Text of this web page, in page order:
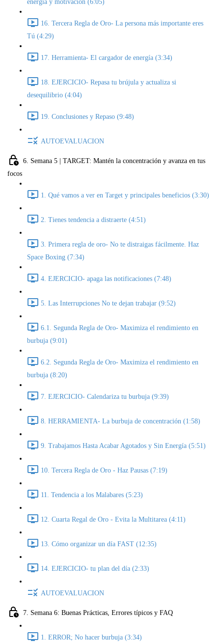
energía y motivación (6:05)
16. Tercera Regla de Oro- La persona más importante eres
Tú (4:29)
17. Herramienta- El cargador de energía (3:34)
18. EJERCICIO- Repasa tu brújula y actualiza si
desequilibrio (4:04)
19. Conclusiones y Repaso (9:48)
AUTOEVALUACION
6. Semana 5 | TARGET: Mantén la concentración y avanza en tus
focos
1. Qué vamos a ver en Target y principales beneficios (3:30)
2. Tienes tendencia a distraerte (4:51)
3. Primera regla de oro- No te distraigas fácilmente. Haz
Space Boxing (7:34)
4. EJERCICIO- apaga las notificaciones (7:48)
5. Las Interrupciones No te dejan trabajar (9:52)
6.1. Segunda Regla de Oro- Maximiza el rendimiento en
burbuja (9:01)
6.2. Segunda Regla de Oro- Maximiza el rendimiento en
burbuja (8:20)
7. EJERCICIO- Calendariza tu burbuja (9:39)
8. HERRAMIENTA- La burbuja de concentración (1:58)
9. Trabajamos Hasta Acabar Agotados y Sin Energía (5:51)
10. Tercera Regla de Oro - Haz Pausas (7:19)
11. Tendencia a los Malabares (5:23)
12. Cuarta Regal de Oro - Evita la Multitarea (4:11)
13. Cómo organizar un día FAST (12:35)
14. EJERCICIO- tu plan del día (2:33)
AUTOEVALUACION
7. Semana 6: Buenas Prácticas, Errores típicos y FAQ
1. ERROR; No hacer burbuja (3:34)